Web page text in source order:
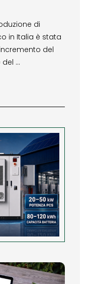
di
in Italia è stata
del
del …